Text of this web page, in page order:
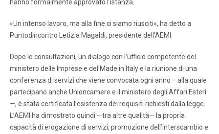
hanno formalmente approvato l’istanza.
«Un intenso lavoro, ma alla fine ci siamo riusciti», ha detto a
Puntodincontro Letizia Magaldi, presidente dell’AEMI.
Dopo le consultazioni, un dialogo con l’ufficio competente del
ministero delle Imprese e del Made in Italy e la riunione di una
conferenza di servizi che viene convocata ogni anno —alla quale
partecipano anche Unioncamere e il ministero degli Affari Esteri
—, è stata certificata l’esistenza dei requisiti richiesti dalla legge.
L’AEMI ha dimostrato quindi —tra altre qualità— la propria
capacità di erogazione di servizi, promozione dell’interscambio e